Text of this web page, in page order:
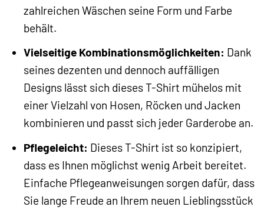
zahlreichen Wäschen seine Form und Farbe
behält.
Vielseitige Kombinationsmöglichkeiten: Dank
seines dezenten und dennoch auffälligen
Designs lässt sich dieses T-Shirt mühelos mit
einer Vielzahl von Hosen, Röcken und Jacken
kombinieren und passt sich jeder Garderobe an.
Pflegeleicht: Dieses T-Shirt ist so konzipiert,
dass es Ihnen möglichst wenig Arbeit bereitet.
Einfache Pflegeanweisungen sorgen dafür, dass
Sie lange Freude an Ihrem neuen Lieblingsstück